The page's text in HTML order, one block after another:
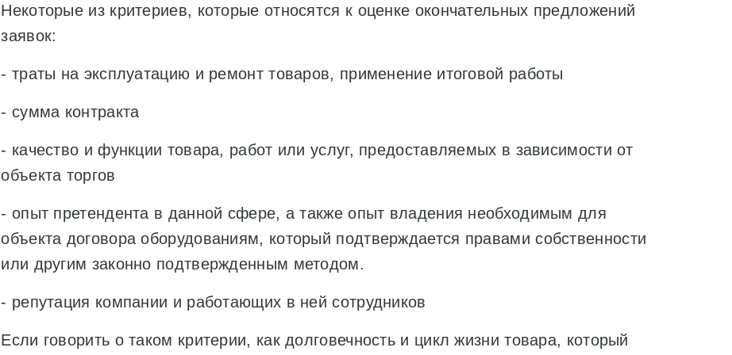
Некоторые из критериев, которые относятся к оценке окончательных предложений
заявок:
- траты на эксплуатацию и ремонт товаров, применение итоговой работы
- сумма контракта
- качество и функции товара, работ или услуг, предоставляемых в зависимости от
объекта торгов
- опыт претендента в данной сфере, а также опыт владения необходимым для
объекта договора оборудованиям, который подтверждается правами собственности
или другим законно подтвержденным методом.
- репутация компании и работающих в ней сотрудников
Если говорить о таком критерии, как долговечность и цикл жизни товара, который